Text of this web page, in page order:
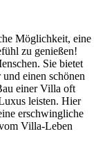
Möglichkeit, eine
zu genießen!
Sie bietet
einen schönen
einer Villa oft
leisten. Hier
erschwingliche
Villa-Leben